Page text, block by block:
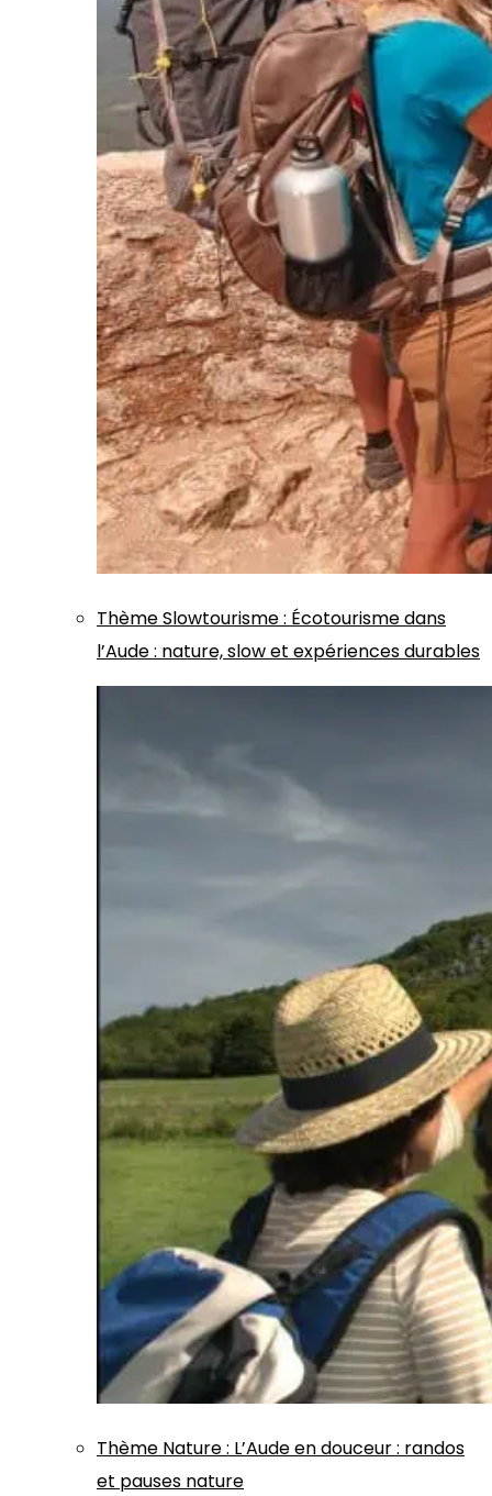
ThèmeSlowtourisme: Écotourisme dans
l’Aude : nature, slow et expériences durables
Thème Nature: L’Aude en douceur : randos
et pauses nature